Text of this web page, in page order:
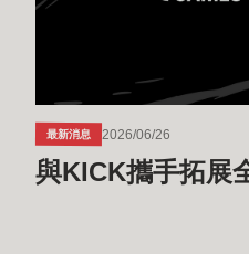
展
競
版
圖
最新消息 2026/06/26
與KICK攜手拓展